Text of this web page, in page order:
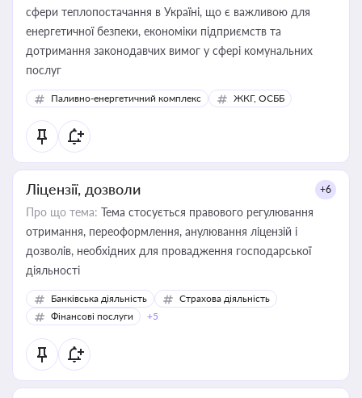
сфери теплопостачання в Україні, що є важливою для
енергетичної безпеки, економіки підприємств та
дотримання законодавчих вимог у сфері комунальних
послуг
Паливно-енергетичний комплекс ЖКГ, ОСББ
Ліцензії, дозволи +6
Про що тема: Тема стосується правового регулювання
отримання, переоформлення, анулювання ліцензій і
дозволів, необхідних для провадження господарської
діяльності
Банківська діяльність
Страхова діяльність
Фінансові послуги
+5